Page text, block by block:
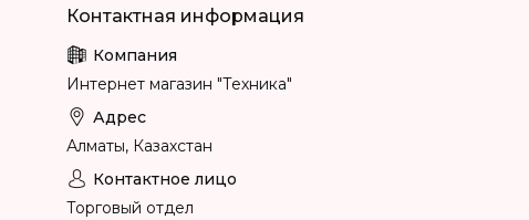
Интернет магазин "Техника"
Алматы, Казахстан
Торговый отдел